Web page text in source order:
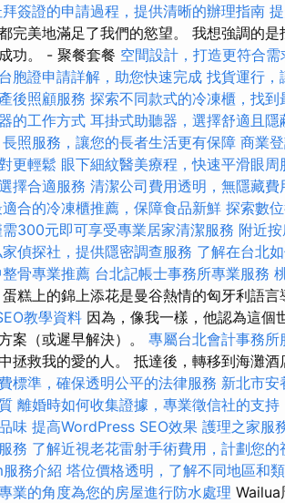
簽證的申請過程，提供清晰的辦理指南
完美地滿足了我們的慾望。 我想強調的
功。 - 聚餐套餐 空間設計，打造更符合
胞證申請詳解，助您快速完成 找貨運行，
後照顧服務 探索不同款式的冷凍櫃，找
的工作方式 耳掛式助聽器，選擇舒適且隱
長照服務，讓您的長者生活更有保障 商業
更輕鬆 眼下細紋醫美療程，快速平滑眼周
擇合適服務 清潔公司費用透明，無隱藏費
合的冷凍櫃推薦，保障食品新鮮 探索數
300元即可享受專業居家清潔服務 附近
偵探社，提供隱密調查服務 了解在台北
骨專業推薦 台北記帳士事務所專業服務
蛋糕上的錦上添花是曼谷熱情的匈牙利語言
教學資料 因為，像我一樣，他認為這個
案（或遲早解決）。 專屬台北會計事務所
拯救我的愛的人。 抵達後，轉移到海灘酒
標準，確保透明公平的法律服務 新北市安
離婚時如何收集證據，專業徵信社的支持
味 提高WordPress SEO效果 護理之家服
務 了解近視老花雷射手術費用，計劃您的
務介紹 塔位價格透明，了解不同地區和
業的角度為您的房屋進行防水處理 Wailua